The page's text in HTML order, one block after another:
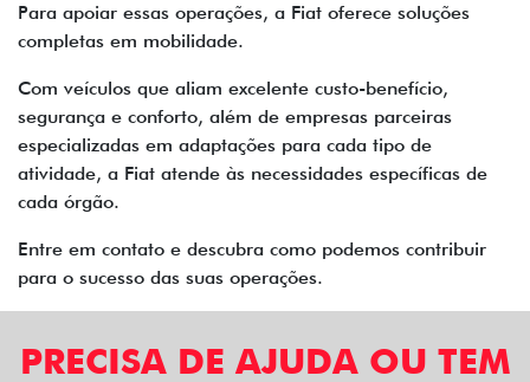
Para apoiar essas operações, a Fiat oferece soluções
completas em mobilidade.
Com veículos que aliam excelente custo-benefício,
segurança e conforto, além de empresas parceiras
especializadas em adaptações para cada tipo de
atividade, a Fiat atende às necessidades específicas de
cada órgão.
Entre em contato e descubra como podemos contribuir
para o sucesso das suas operações.
PRECISA DE AJUDA OU TEM